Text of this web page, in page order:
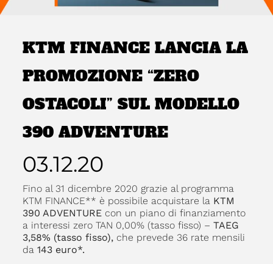
KTM FINANCE LANCIA LA
PROMOZIONE “ZERO
OSTACOLI” SUL MODELLO
390 ADVENTURE
03.12.20
Fino al 31 dicembre 2020 grazie al programma
KTM FINANCE** è possibile acquistare la KTM
390 ADVENTUREcon un piano di finanziamento
a interessi zero TAN 0,00% (tasso fisso) – TAEG
3,58% (tasso fisso), che prevede 36 rate mensili
da 143 euro*.